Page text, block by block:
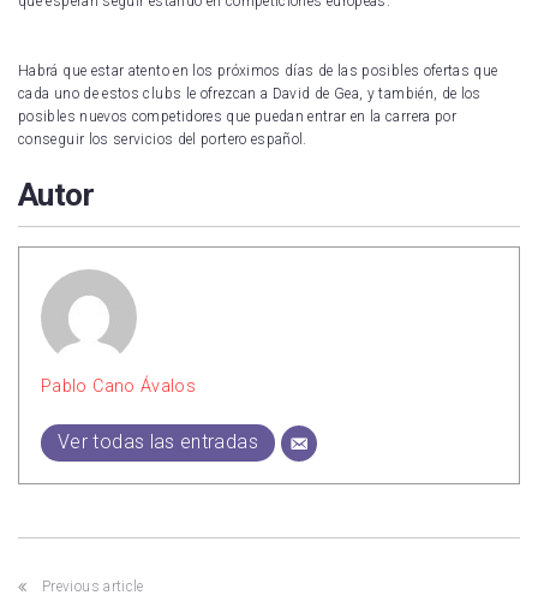
Habrá que estar atento en los próximos días de las posibles ofertas que
cada uno de estos clubs le ofrezcan a David de Gea, y también, de los
posibles nuevos competidores que puedan entrar en la carrera por
conseguir los servicios del portero español.
Autor
Pablo Cano Ávalos
Ver todas las entradas
Previous article